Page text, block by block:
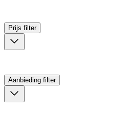
Prijs filter
Aanbieding filter